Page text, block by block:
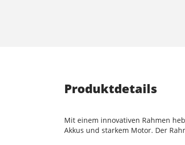
Produktdetails
Mit einem innovativen Rahmen
Akkus und starkem Motor. Der